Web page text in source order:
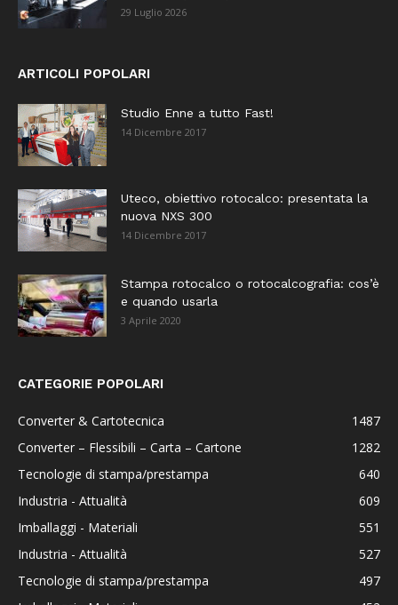
29 Luglio 2026
ARTICOLI POPOLARI
Studio Enne a tutto Fast!
14 Dicembre 2017
Uteco, obiettivo rotocalco: presentata la
nuova NXS 300
14 Dicembre 2017
Stampa rotocalco o rotocalcografia: cos’è
e quando usarla
3 Aprile 2020
CATEGORIE POPOLARI
Converter & Cartotecnica
1487
Converter – Flessibili – Carta – Cartone
1282
Tecnologie di stampa/prestampa
640
Industria - Attualità
609
Imballaggi - Materiali
551
Industria - Attualità
527
Tecnologie di stampa/prestampa
497